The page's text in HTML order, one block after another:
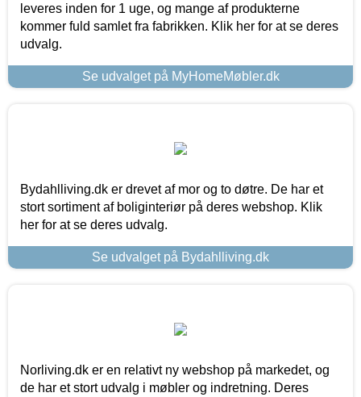
leveres inden for 1 uge, og mange af produkterne
kommer fuld samlet fra fabrikken. Klik her for at se deres
udvalg.
Se udvalget på MyHomeMøbler.dk
Bydahlliving.dk er drevet af mor og to døtre. De har et
stort sortiment af boliginteriør på deres webshop. Klik
her for at se deres udvalg.
Se udvalget på Bydahlliving.dk
Norliving.dk er en relativt ny webshop på markedet, og
de har et stort udvalg i møbler og indretning. Deres